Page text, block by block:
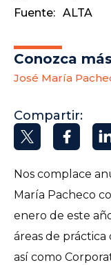
Fuente: ALTA
Conozca
José María
Compartir:
Nos complace
María Pacheco
enero de este
áreas de práctica
así como